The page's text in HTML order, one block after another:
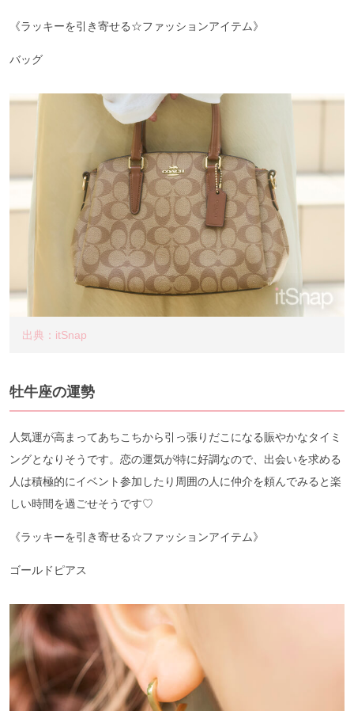
《ラッキーを引き寄せる☆ファッションアイテム》
バッグ
出典：itSnap
牡牛座の運勢
人気運が高まってあちこちから引っ張りだこになる賑やかなタイミ
ングとなりそうです。恋の運気が特に好調なので、出会いを求める
人は積極的にイベント参加したり周囲の人に仲介を頼んでみると楽
しい時間を過ごせそうです♡
《ラッキーを引き寄せる☆ファッションアイテム》
ゴールドピアス